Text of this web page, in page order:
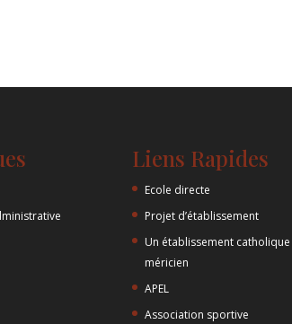
Liens Rapides
Ecole directe
Projet d’établissement
Un établissement
méricien
APEL
Association sportive